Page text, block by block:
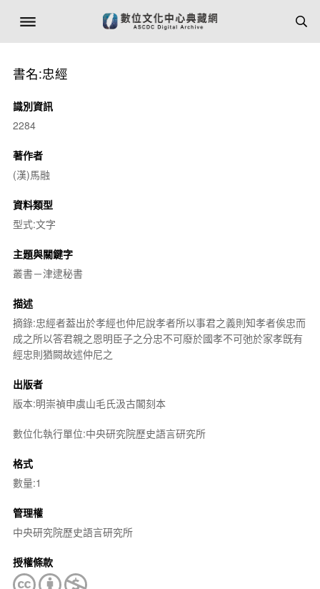
書名:忠經
識別資訊
2284
著作者
(漢)馬融
資料類型
型式:文字
主題與關鍵字
叢書－津逮秘書
描述
摘錄:忠經者葢出於孝經也仲尼說孝者所以事君之義則知孝者俟忠而
成之所以答君親之恩明臣子之分忠不可廢於國孝不可弛於家孝旣有
經忠則猶闕故述仲尼之
出版者
版本:明崇禎申虞山毛氏汲古閣刻本
數位化執行單位:中央研究院歷史語言研究所
格式
數量:1
管理權
中央研究院歷史語言研究所
授權條款